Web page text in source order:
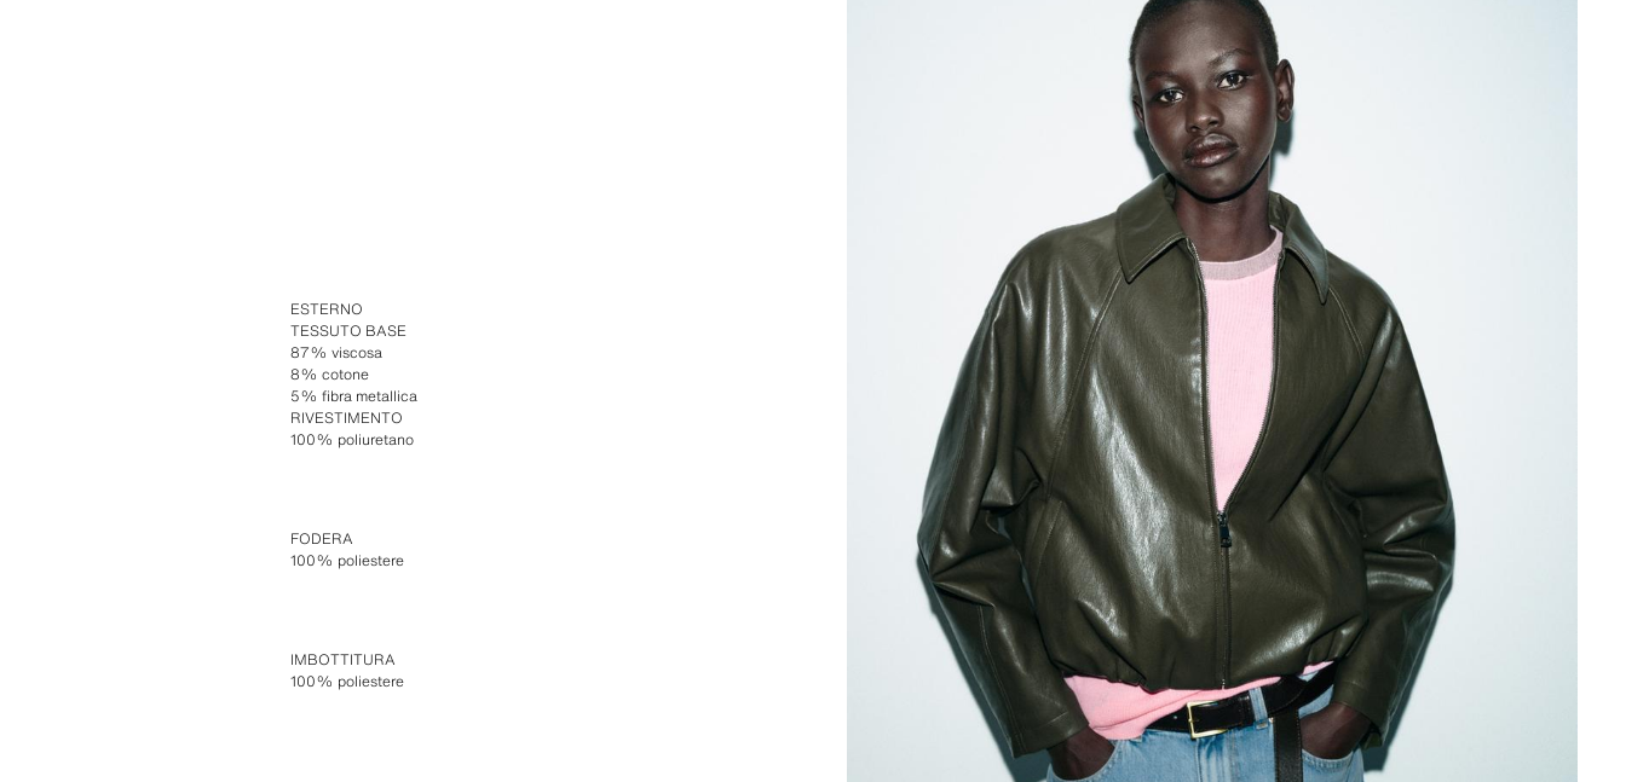
ESTERNO
TESSUTO BASE
87% viscosa
8% cotone
5% fibra metallica
RIVESTIMENTO
100% poliuretano
FODERA
100% poliestere
IMBOTTITURA
100% poliestere